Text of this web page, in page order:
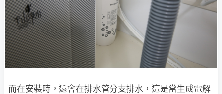
而在安裝時，還會在排水管分支排水，這是當生成電解